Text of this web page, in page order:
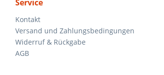
Service
Kontakt
Versand und Zahlungsbedingungen
Widerruf & Rückgabe
AGB